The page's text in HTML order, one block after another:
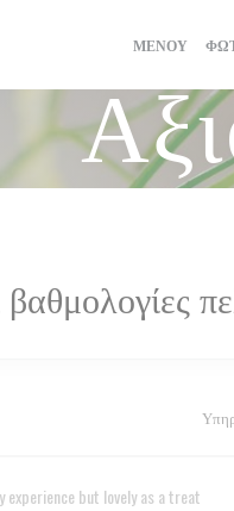
ΜΕΝΟΎ
experience but lovely as a treat